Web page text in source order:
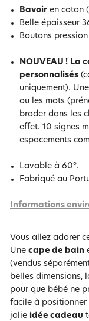
Bavoir en coton
Belle épaisseur
Boutons
NOUVEAU ! La
personnalisés
uniquement). Une
ou les mots
broder dans les
effet. 10 signes
espacements
Lavable à 60°.
Fabriqué au
Informations
Vous allez adorer
Une cape de bain
(vendus
belles dimensions,
pour que bébé ne
facile à positionner
jolie idée cadeau